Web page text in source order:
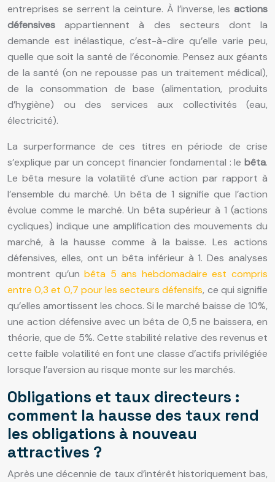
entreprises se serrent la ceinture. À l’inverse, les actions
défensives appartiennent à des secteurs dont la
demande est inélastique, c’est-à-dire qu’elle varie peu,
quelle que soit la santé de l’économie. Pensez aux géants
de la santé (on ne repousse pas un traitement médical),
de la consommation de base (alimentation, produits
d’hygiène) ou des services aux collectivités (eau,
électricité).
La surperformance de ces titres en période de crise
s’explique par un concept financier fondamental : le bêta.
Le bêta mesure la volatilité d’une action par rapport à
l’ensemble du marché. Un bêta de 1 signifie que l’action
évolue comme le marché. Un bêta supérieur à 1 (actions
cycliques) indique une amplification des mouvements du
marché, à la hausse comme à la baisse. Les actions
défensives, elles, ont un bêta inférieur à 1. Des analyses
montrent qu’unbêta 5 ans hebdomadaire est compris
entre 0,3 et 0,7 pour les secteurs défensifs, ce qui signifie
qu’elles amortissent les chocs. Si le marché baisse de 10%,
une action défensive avec un bêta de 0,5 ne baissera, en
théorie, que de 5%. Cette stabilité relative des revenus et
cette faible volatilité en font une classe d’actifs privilégiée
lorsque l’aversion au risque monte sur les marchés.
Obligations et taux directeurs :
comment la hausse des taux rend
les obligations à nouveau
attractives ?
Après une décennie de taux d’intérêt historiquement bas,